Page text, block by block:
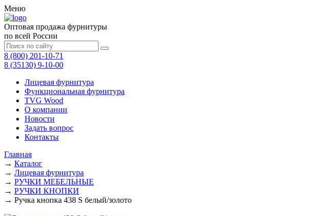
Меню
Оптовая продажа фурнитуры
по всей России
8 (800) 201-10-71
8 (35130) 9-10-00
Лицевая фурнитура
Функциональная фурнитура
TVG Wood
О компании
Новости
Задать вопрос
Контакты
Главная
→ Каталог
→ Лицевая фурнитура
→ РУЧКИ МЕБЕЛЬНЫЕ
→ РУЧКИ КНОПКИ
→ Ручка кнопка 438 S белый/золото